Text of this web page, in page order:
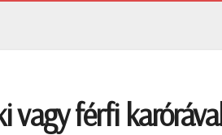
vagy férfi